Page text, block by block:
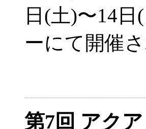
日(土)〜14
ーにて開催
第7回 アク